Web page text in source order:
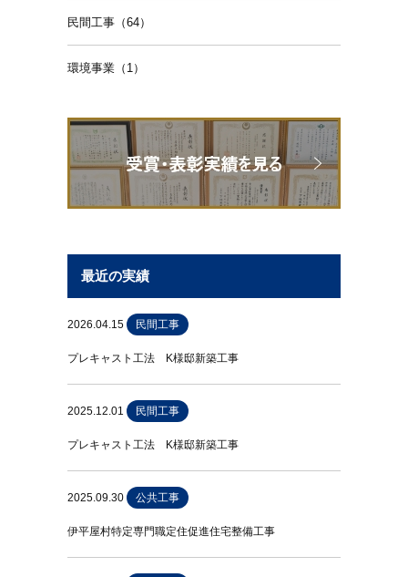
民間工事（64）
環境事業（1）
最近の実績
2026.04.15 民間工事
プレキャスト工法 K様邸新築工事
2025.12.01 民間工事
プレキャスト工法 K様邸新築工事
2025.09.30 公共工事
伊平屋村特定専門職定住促進住宅整備工事